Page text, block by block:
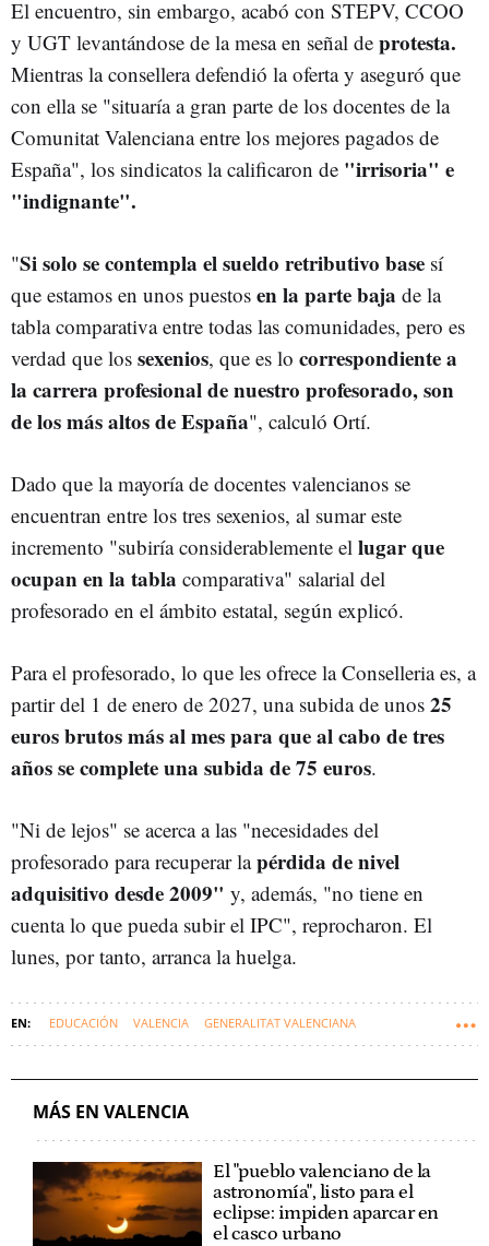
El encuentro, sin embargo, acabó con STEPV, CCOO
y UGT levantándose de la mesa en señal de protesta.
Mientras la consellera defendió la oferta y aseguró que
con ella se "situaría a gran parte de los docentes de la
Comunitat Valenciana entre los mejores pagados de
España", los sindicatos la calificaron de "irrisoria" e
"indignante".
"Si solo se contempla el sueldo retributivo base sí
que estamos en unos puestos en la parte baja de la
tabla comparativa entre todas las comunidades, pero es
verdad que los sexenios, que es lo correspondiente a
la carrera profesional de nuestro profesorado, son
de los más altos de España", calculó Ortí.
Dado que la mayoría de docentes valencianos se
encuentran entre los tres sexenios, al sumar este
incremento "subiría considerablemente el lugar que
ocupan en la tabla comparativa" salarial del
profesorado en el ámbito estatal, según explicó.
Para el profesorado, lo que les ofrece la Conselleria es, a
partir del 1 de enero de 2027, una subida de unos 25
euros brutos más al mes para que al cabo de tres
años se complete una subida de 75 euros.
"Ni de lejos" se acerca a las "necesidades del
profesorado para recuperar la pérdida de nivel
adquisitivo desde 2009" y, además, "no tiene en
cuenta lo que pueda subir el IPC", reprocharon. El
lunes, por tanto, arranca la huelga.
EDUCACIÓN VALENCIA GENERALITAT VALENCIANA
MÁS EN VALENCIA
El "pueblo valenciano de la
astronomía", listo para el
eclipse: impiden aparcar en
el casco urbano